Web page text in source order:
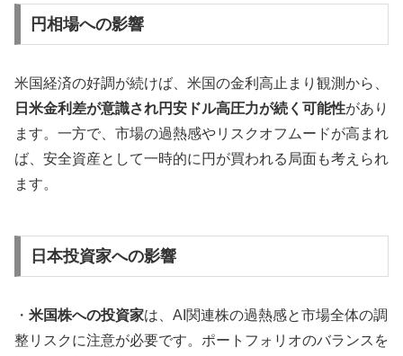
円相場への影響
米国経済の好調が続けば、米国の金利高止まり観測から、
日米金利差が意識され円安ドル高圧力が続く可能性があり
ます。一方で、市場の過熱感やリスクオフムードが高まれ
ば、安全資産として一時的に円が買われる局面も考えられ
ます。
日本投資家への影響
・ 米国株への投資家は、AI関連株の過熱感と市場全体の調
整リスクに注意が必要です。ポートフォリオのバランスを